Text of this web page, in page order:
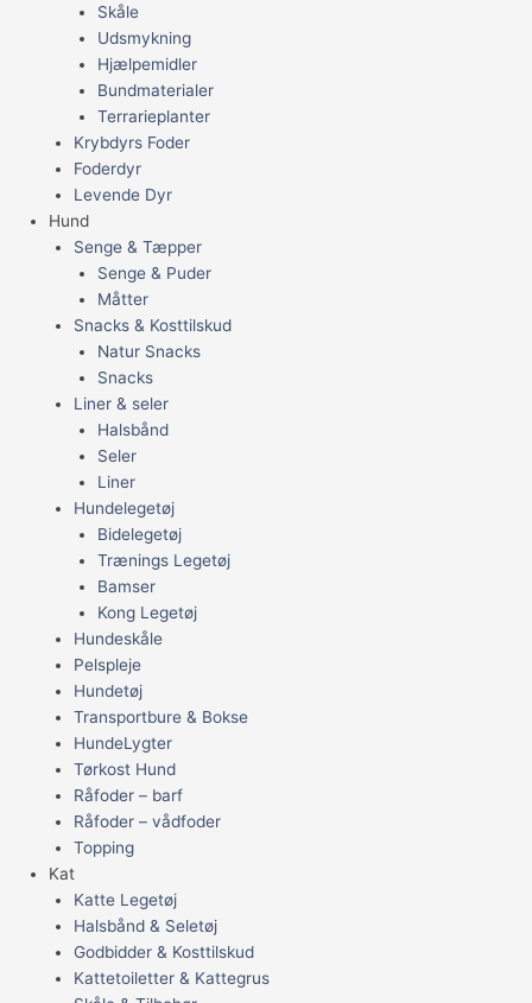
Skåle
Udsmykning
Hjælpemidler
Bundmaterialer
Terrarieplanter
Krybdyrs Foder
Foderdyr
Levende Dyr
Hund
Senge & Tæpper
Senge & Puder
Måtter
Snacks & Kosttilskud
Natur Snacks
Snacks
Liner & seler
Halsbånd
Seler
Liner
Hundelegetøj
Bidelegetøj
Trænings Legetøj
Bamser
Kong Legetøj
Hundeskåle
Pelspleje
Hundetøj
Transportbure & Bokse
HundeLygter
Tørkost Hund
Råfoder – barf
Råfoder – vådfoder
Topping
Kat
Katte Legetøj
Halsbånd & Seletøj
Godbidder & Kosttilskud
Kattetoiletter & Kattegrus